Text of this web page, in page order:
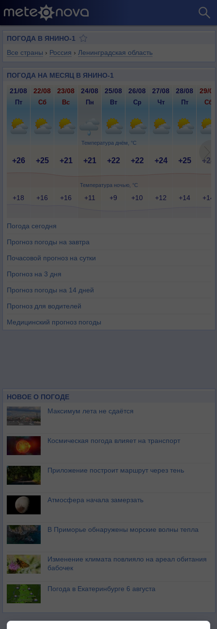
ПОГОДА В ЯНИНО-1
Все страны › Россия › Ленинградская область
ПОГОДА НА МЕСЯЦ В ЯНИНО-1
Температура днём, °C
Температура ночью, °C
21/08 22/08 23/08 24/08 25/08 26/08 27/08 28/08 29/08
Пт Сб Вс Пн Вт Ср Чт Пт Сб
+26 +25 +21 +21 +22 +22 +24 +25 +24
+18 +16 +16 +11 +9 +10 +12 +14 +14
Погода сегодня
Прогноз погоды на завтра
Почасовой прогноз на сутки
Прогноз на 3 дня
Прогноз погоды на 14 дней
Прогноз для водителей
Медицинский прогноз погоды
НОВОЕ О ПОГОДЕ
Максимум лета не сдаётся
Космическая погода влияет на транспорт
Приложение построит маршрут через тень
Атмосфера начала замерзать
В Приморье обнаружены морские волны тепла
Изменение климата повлияло на ареал обитания
бабочек
Погода в Екатеринбурге 6 августа